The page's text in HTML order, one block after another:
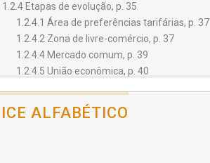
1.2.4 Etapas de evolução, p. 35
1.2.4.1 Área de preferências tarifárias, p. 37
1.2.4.2 Zona de livre-comércio, p. 37
1.2.4.4 Mercado comum, p. 39
1.2.4.5 União econômica, p. 40
1.2.5 Objetivos da integração, p. 41
1.2.6 Direito da integração, p. 42
ALFABÉTICO